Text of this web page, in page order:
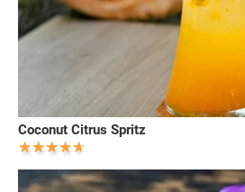
Coconut Citrus Spritz